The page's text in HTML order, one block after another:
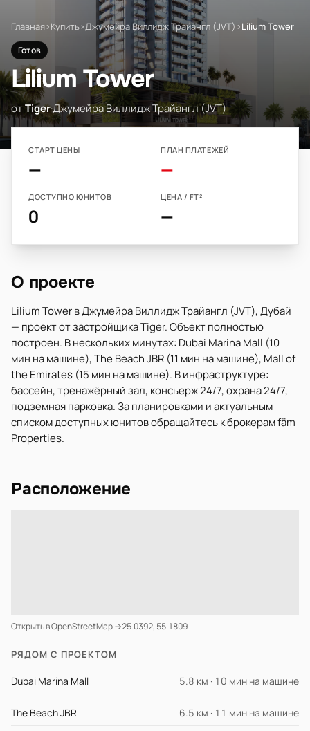
Главная›Купить›Джумейра Виллидж Трайангл (JVT) ›Lilium Tower
Готов
Lilium Tower
отTiger·Джумейра Виллидж Трайангл (JVT)
СТАРТ ЦЕНЫ
—
ПЛАН ПЛАТЕЖЕЙ
—
ДОСТУПНО ЮНИТОВ
0
ЦЕНА / FT²
—
О проекте
Lilium Tower в Джумейра Виллидж Трайангл (JVT), Дубай
— проект от застройщика Tiger. Объект полностью
построен. В нескольких минутах: Dubai Marina Mall (10
мин на машине), The Beach JBR (11 мин на машине), Mall of
the Emirates (15 мин на машине). В инфраструктуре:
бассейн, тренажёрный зал, консьерж 24/7, охрана 24/7,
подземная парковка. За планировками и актуальным
списком доступных юнитов обращайтесь к брокерам fäm
Properties.
Расположение
Открыть в OpenStreetMap →25.0392, 55.1809
РЯДОМ С ПРОЕКТОМ
Dubai Marina Mall 5.8 км · 10 мин на машине
The Beach JBR 6.5 км · 11 мин на машине